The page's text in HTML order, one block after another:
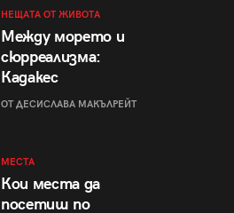
НЕЩАТА ОТ ЖИВОТА
Между морето и
сюрреализма:
Кадакес
ОТ ДЕСИСЛАВА МАКЪЛРЕЙТ
МЕСТА
Кои места да
посетиш по